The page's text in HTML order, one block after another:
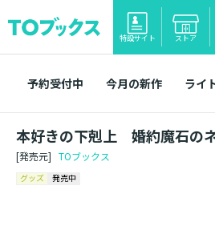
特設サイト ストア
予約受付中 今月の新作 ライ
本好きの下剋上 婚約魔石の
[発売元] TOブックス
グッズ 発売中